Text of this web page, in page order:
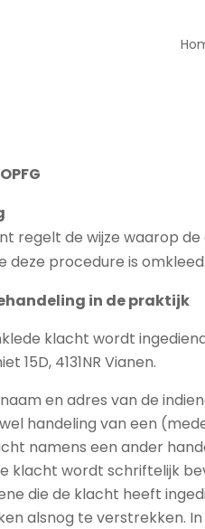
regelt de wijze waarop
deze procedure is
in de praktijk
klacht wordt
15D, 4131NR Vianen.
en adres van de
handeling van een
namens een ander
klacht wordt schriftelijk
die de klacht heeft
alsnog te verstrekken.